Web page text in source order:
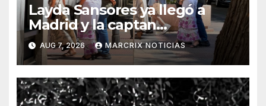
Layda Sansores ya llegó a
Madrid y la captan
disfrutando de sus
vacaciones
AUG 7, 2026 MARCRIX NOTICIAS